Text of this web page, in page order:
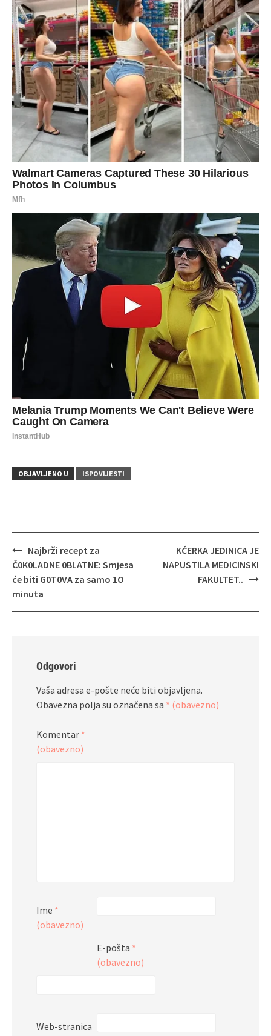
OBJAVLJENO U ISPOVIJESTI
Navigacija
objava
Najbrži recept za
Č0K0LADNE 0BLATNE: Smjesa
će biti G0T0VA za samo 1O
minuta
KĆERKA JEDINICA JE
NAPUSTILA MEDICINSKI
FAKULTET..
Odgovori
Vaša adresa e-pošte neće biti objavljena.
Obavezna polja su označena sa * (obavezno)
Komentar *
(obavezno)
Ime *
(obavezno)
E-pošta *
(obavezno)
Web-stranica